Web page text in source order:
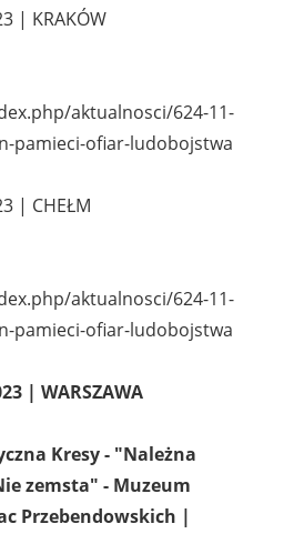
| KRAKÓW
aktualnosci/624-11-
pamieci-ofiar-ludobojstwa
| CHEŁM
aktualnosci/624-11-
pamieci-ofiar-ludobojstwa
| WARSZAWA
Kresy - "Należna
zemsta" - Muzeum
Przebendowskich |